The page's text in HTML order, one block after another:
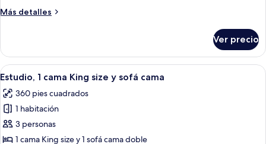
King
sofá
cama
Más detalles
Más
1
cama
King
y
sofá
cama
Ver precio
Abrir
todas
las
fotos
de
Estudio,
Habitación de hotel moderna con
5
Estudio, 1 cama King size y sofá cama
360 pies cuadrados
1 habitación
3 personas
1 cama King size y 1 sofá cama doble